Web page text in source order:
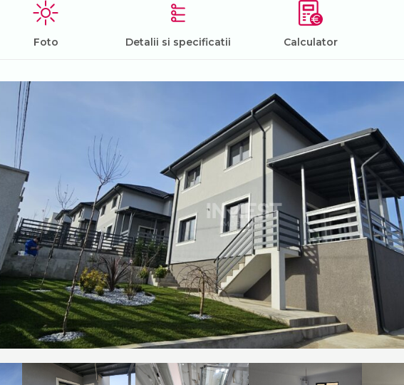
Foto Detalii si specificatii Calculator